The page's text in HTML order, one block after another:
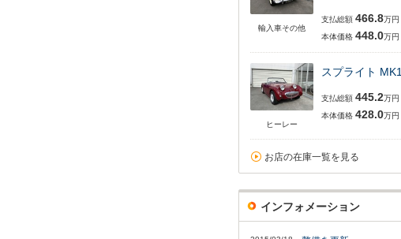
輸入車その他
支払総額 466.8万円
本体価格 448.0万円
ヒーレー
スプライト MK1
支払総額 445.2万円
本体価格 428.0万円
お店の在庫一覧を見る
インフォメーション